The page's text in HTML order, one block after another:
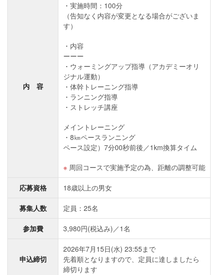
内 容
・実施時間：100分
（告知なく内容が変更となる場合がございま
す）
・内容
ーーー
・ウォーミングアップ指導（アカデミーオリ
ジナル運動）
・体幹トレーニング指導
・ランニング指導
・ストレッチ講座
メイントレーニング
・8㎞ペースランニング
ペース設定）7分00秒前後／1km換算タイム
周回コースで実施予定の為、距離の調整可能
応募資格 18歳以上の男女
募集人数 定員：25名
参加費 3,980円(税込み)／1名
申込締切
2026年7月15日(水) 23:55まで
先着順となりますので、定員に達しましたら
締切ります